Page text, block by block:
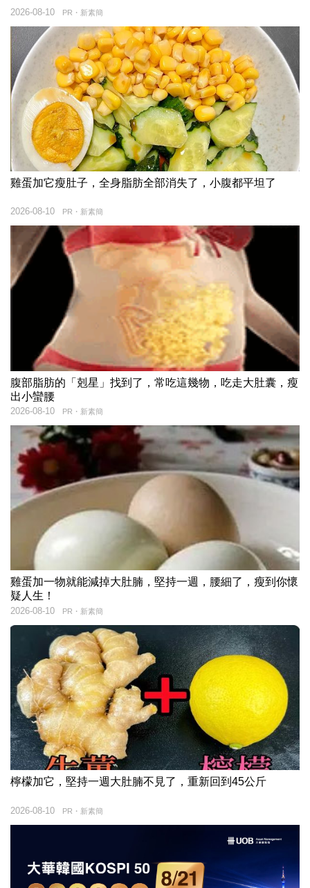
PR・新素簡
2026-08-10
雞蛋加它瘦肚子，全身脂肪全部消失了，小腹都平坦了
PR・新素簡
2026-08-10
腹部脂肪的「剋星」找到了，常吃這幾物，吃走大肚囊，瘦
出小蠻腰
PR・新素簡
2026-08-10
雞蛋加一物就能減掉大肚腩，堅持一週，腰細了，瘦到你懷
疑人生！
PR・新素簡
2026-08-10
檸檬加它，堅持一週大肚腩不見了，重新回到45公斤
PR・新素簡
2026-08-10